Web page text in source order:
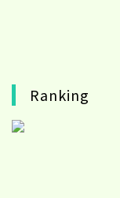
Ranking